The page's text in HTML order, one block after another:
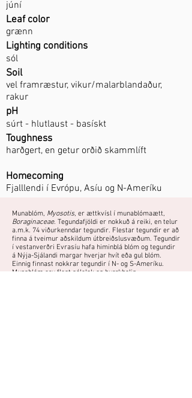
júní
Leaf color
grænn
Lighting conditions
sól
Soil
vel framræstur, vikur/malarblandaður,
rakur
pH
súrt - hlutlaust - basískt
Toughness
harðgert, en getur orðið skammlíft
Homecoming
Fjalllendi í Evrópu, Asíu og N-Ameríku
Munablóm, Myosotis, er ættkvísl í munablómaætt,
Boraginaceae. Tegundafjöldi er nokkuð á reiki, en telur
a.m.k. 74 viðurkenndar tegundir. Flestar tegundir er að
finna á tveimur aðskildum útbreiðslusvæðum. Tegundir
í vestanverðri Evrasíu hafa himinblá blóm og tegundir
á Nýja-Sjálandi margar hverjar hvít eða gul blóm.
Einnig finnast nokkrar tegundir í N- og S-Ameríku.
Munablóm eru flest sólelsk og þurrkþolin.